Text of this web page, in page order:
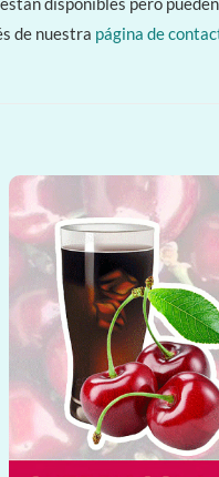
de nuestra página de